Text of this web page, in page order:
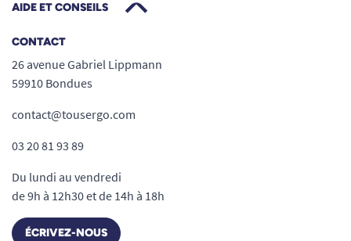
AIDE ET CONSEILS
CONTACT
26 avenue Gabriel Lippmann
59910 Bondues
contact@tousergo.com
03 20 81 93 89
Du lundi au vendredi
de 9h à 12h30 et de 14h à 18h
ÉCRIVEZ-NOUS